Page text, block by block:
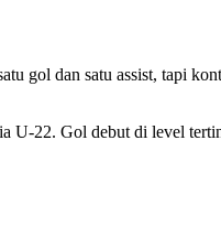
gol dan satu assist, tapi
U-22. Gol debut di level